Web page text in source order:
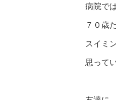
病院で
７０歳
スイミ
思って